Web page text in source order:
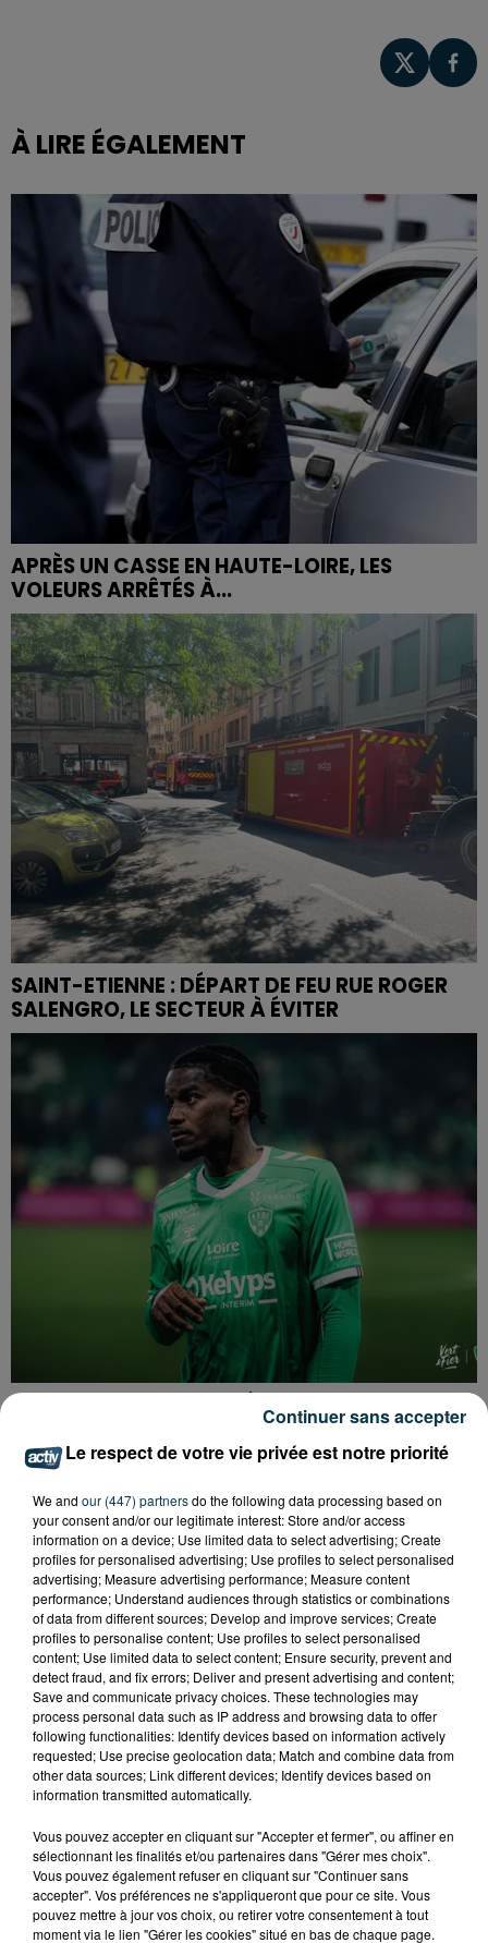
À LIRE ÉGALEMENT
APRÈS UN CASSE EN HAUTE-LOIRE, LES
VOLEURS ARRÊTÉS À...
SAINT-ETIENNE : DÉPART DE FEU RUE ROGER
SALENGRO, LE SECTEUR À ÉVITER
ASSE : UN COMMUNIQUÉ COMMUN POUR
DEMANDER LE DÉPART DE PIERRE EKWAH
CYANOBACTÉRIES : LE PRÉFÊT PREND UN
ARRÊTÉ POUR LES ACTIVITÉS DE...
Le respect de votre vie privée est notre priorité
We and our (447) partnersdo the following data processing based on
your consent and/or our legitimate interest: Store and/or access
information on a device; Use limited data to select advertising; Create
profiles for personalised advertising; Use profiles to select personalised
advertising; Measure advertising performance; Measure content
performance; Understand audiences through statistics or combinations
of data from different sources; Develop and improve services; Create
profiles to personalise content; Use profiles to select personalised
content; Use limited data to select content; Ensure security, prevent and
detect fraud, and fix errors; Deliver and present advertising and content;
Save and communicate privacy choices. These technologies may
process personal data such as IP address and browsing data to offer
following functionalities: Identify devices based on information actively
requested; Use precise geolocation data; Match and combine data from
other data sources; Link different devices; Identify devices based on
information transmitted automatically.
Vous pouvez accepter en cliquant sur "Accepter et fermer", ou affiner en
sélectionnant les finalités et/ou partenaires dans "Gérer mes choix".
Vous pouvez également refuser en cliquant sur "Continuer sans
accepter". Vos préférences ne s'appliqueront que pour ce site. Vous
pouvez mettre à jour vos choix, ou retirer votre consentement à tout
moment via le lien "Gérer les cookies" situé en bas de chaque page.
Continuer sans accepter